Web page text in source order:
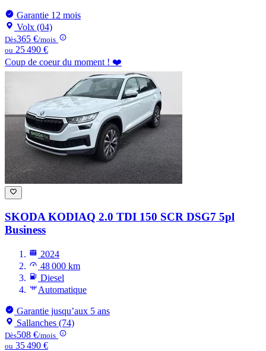
Garantie 12 mois
Volx (04)
Dès365 €/mois
ou 25 490 €
Coup de coeur du moment ! ❤️
SKODA KODIAQ 2.0 TDI 150 SCR DSG7 5pl
Business
2024
48 000 km
Diesel
Automatique
Garantie jusqu’aux 5 ans
Sallanches (74)
Dès508 €/mois
ou 35 490 €